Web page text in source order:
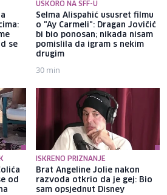
se
USKORO NA SFF-U
Selma Alispahić ususret filmu
o "Ay Carmeli": Dragan Jovičić
bi bio ponosan; nikada nisam
pomislila da igram s nekim
drugim
30 min
od
ISKRENO PRIZNANJE
Brat Angeline Jolie nakon
razvoda otkrio da je gej: Bio
sam opsjednut Disney